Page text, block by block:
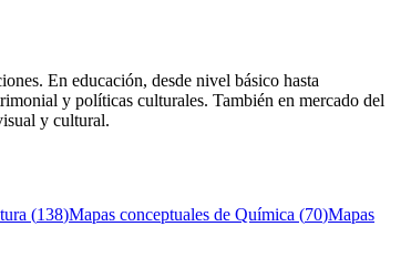
En educación, desde nivel básico hasta
y políticas culturales. También en mercado del
y cultural.
(138)Mapas conceptuales de Química (70)Mapas